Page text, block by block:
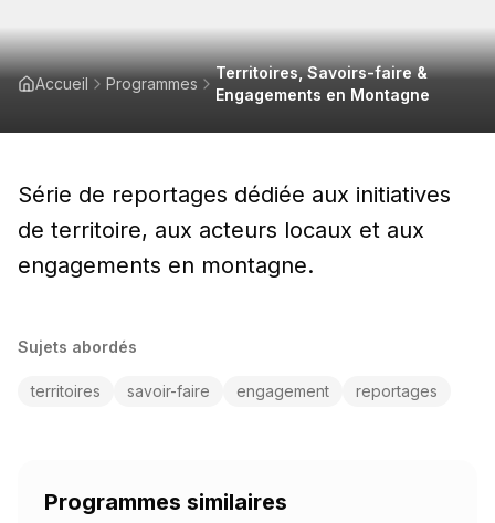
Accueil Programmes
Territoires, Savoirs-faire &
Engagements en Montagne
Série de reportages dédiée aux initiatives
de territoire, aux acteurs locaux et aux
engagements en montagne.
Sujets abordés
territoires savoir-faire engagement reportages
Programmes similaires